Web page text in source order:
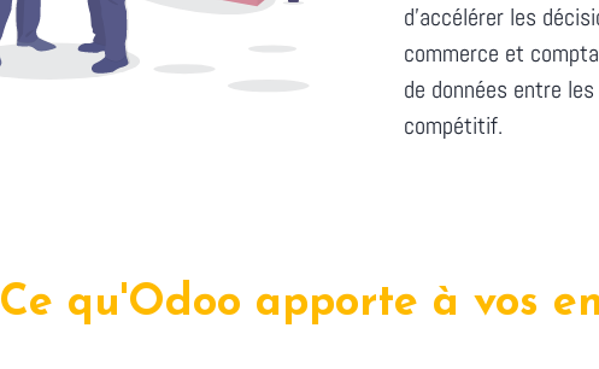
d'accélérer les
commerce et
de données entre
compétitif.
Ce qu'Odoo apporte à vos